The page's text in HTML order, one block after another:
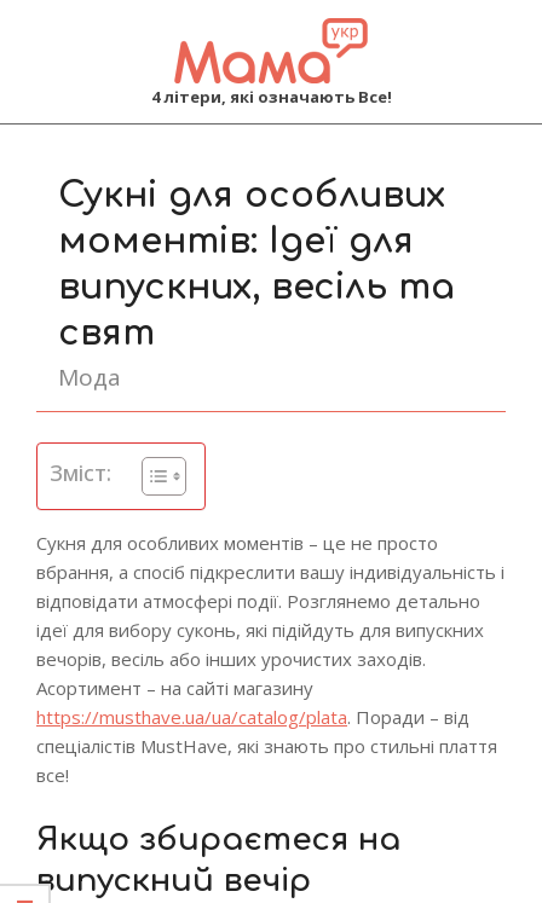
4 літери, які означають Все!
Сукні для особливих
моментів: Ідеї для
випускних, весіль та
свят
Мода
Зміст:
Сукня для особливих моментів – це не просто
вбрання, а спосіб підкреслити вашу індивідуальність і
відповідати атмосфері події. Розглянемо детально
ідеї для вибору суконь, які підійдуть для випускних
вечорів, весіль або інших урочистих заходів.
Асортимент – на сайті магазину
https://musthave.ua/ua/catalog/plata. Поради – від
спеціалістів MustHave, які знають про стильні плаття
все!
Якщо збираєтеся на
випускний вечір